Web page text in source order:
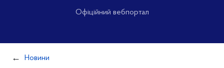
Офіційний вебпортал
Новини